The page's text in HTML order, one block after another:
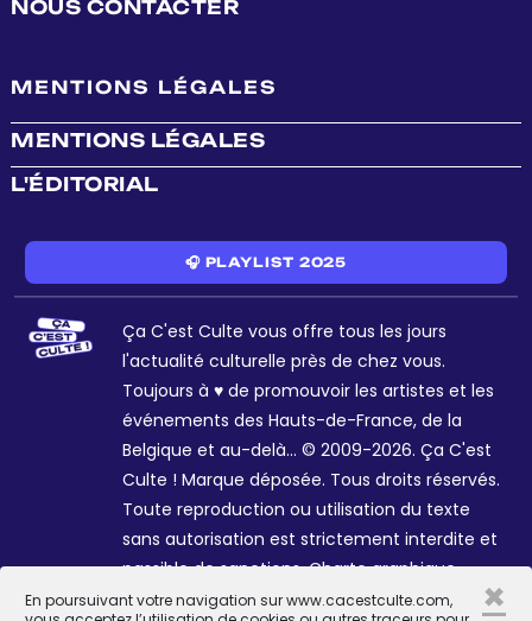
En poursuivant votre navigation sur www.cacestculte.com,
×
NOUS CONTACTER
MENTIONS LÉGALES
MENTIONS LÉGALES
L'ÉDITORIAL
🎧 PLAYLIST 2025
Ça C'est Culte vous offre tous les jours
l'actualité culturelle près de chez vous.
Toujours à ♥ de promouvoir les artistes et les
événements des Hauts-de-France, de la
Belgique et au-delà... © 2009-2026. Ça C'est
Culte ! Marque déposée. Tous droits réservés.
Toute reproduction ou utilisation du texte
sans autorisation est strictement interdite et
passible de sanctions. Charte graphique
Sophie R. et Céline Galant.